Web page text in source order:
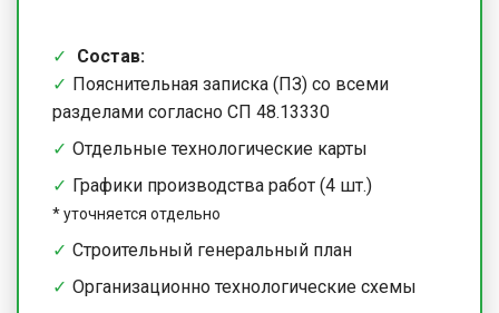
Состав:
Пояснительная записка (ПЗ) со всеми
разделами согласно СП 48.13330
Отдельные технологические карты
Графики производства работ (4 шт.)
*уточняется отдельно
Строительный генеральный план
Организационно технологические схемы